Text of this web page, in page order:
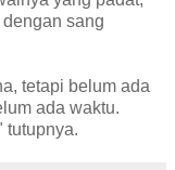
sang
tetapi belum ada
ada waktu.
tutupnya.